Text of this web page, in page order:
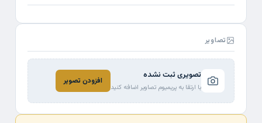
تصاویر
تصویری ثبت نشده
با ارتقا به پریمیوم تصاویر اضافه کنید
افزودن تصویر